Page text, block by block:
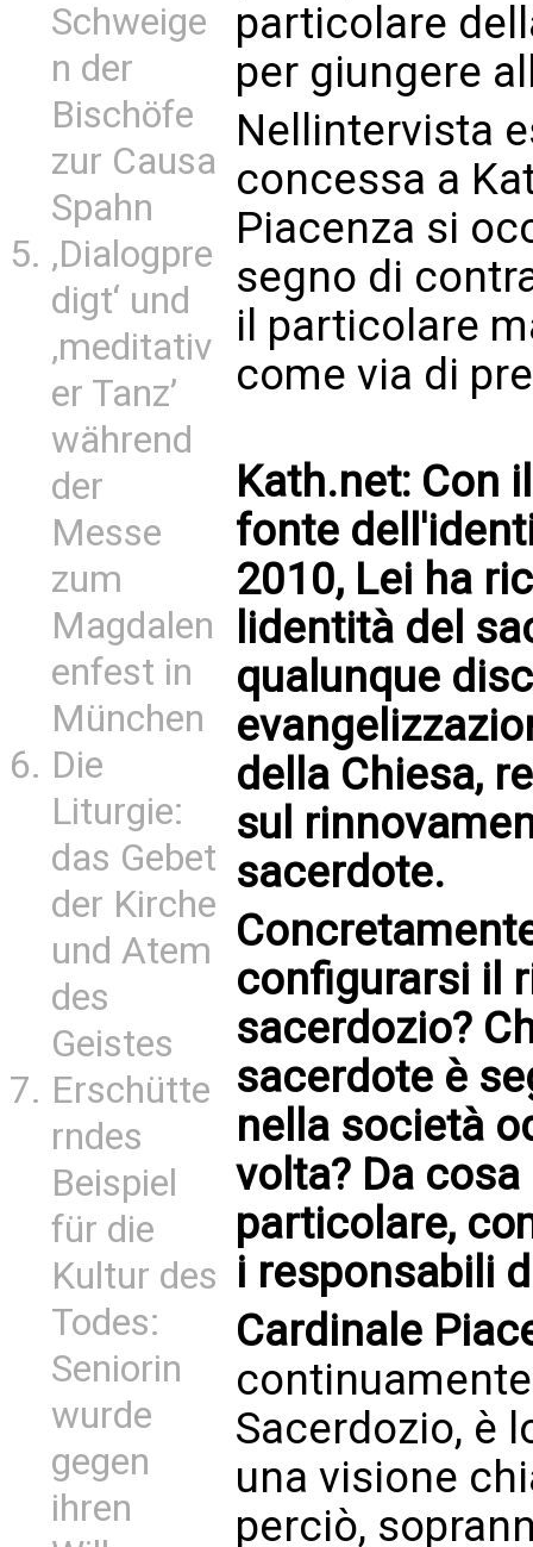
Schweige
n der
Bischöfe
zur Causa
Spahn
‚Dialogpre
digt‘ und
‚meditativ
er Tanz’
während
der
Messe
zum
Magdalen
enfest in
München
Die
Liturgie:
das Gebet
der Kirche
und Atem
des
Geistes
Erschütte
rndes
Beispiel
für die
Kultur des
Todes:
Seniorin
wurde
gegen
ihren
particolare
per giungere
Nellintervista
concessa a
Piacenza si
segno di
il particolare
come via di
Kath.net: Con
fonte
2010, Lei ha
lidentità del
qualunque
della Chiesa,
sul
sacerdote.
configurarsi il
sacerdozio?
sacerdote è
nella società
volta? Da
particolare,
i responsabili
Cardinale
Sacerdozio, è
una visione
perciò,